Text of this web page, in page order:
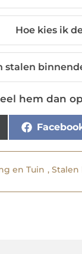
Hoe kies ik
stalen
hem dan
en Tuin ,